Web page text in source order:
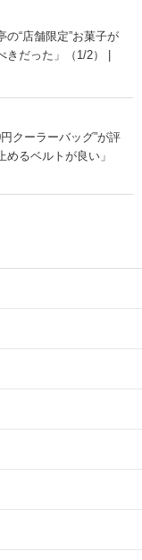
の“店舗限定”お菓子が
だった」（1/2） |
クーラーバッグ”が評
るベルトが良い」